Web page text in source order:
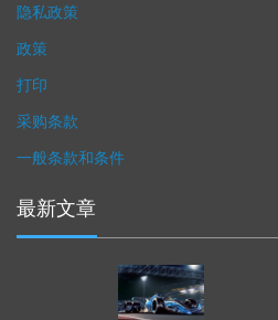
隐私政策
政策
打印
采购条款
一般条款和条件
最新文章